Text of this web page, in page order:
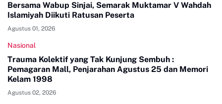
Bersama Wabup Sinjai, Semarak Muktamar V Wahdah
Islamiyah Diikuti Ratusan Peserta
Agustus 01, 2026
Nasional
Trauma Kolektif yang Tak Kunjung Sembuh :
Pemagaran Mall, Penjarahan Agustus 25 dan Memori
Kelam 1998
Agustus 02, 2026